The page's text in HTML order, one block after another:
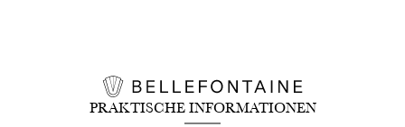
PRAKTISCHE INFORMATIONEN